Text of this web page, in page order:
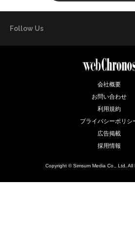
Follow Us
会社概要
お問い合わせ
利用規約
プライバシーポリシ
広告掲載
採用情報
Copyright © Simsum Media Co., Ltd. All